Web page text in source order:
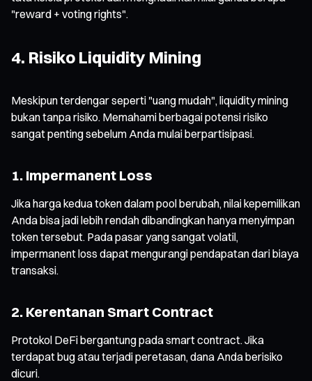
"reward + voting rights".
4. Risiko Liquidity Mining
Meskipun terdengar seperti "uang mudah", liquidity mining
bukan tanpa risiko. Memahami berbagai potensi risiko
sangat penting sebelum Anda mulai berpartisipasi.
1. Impermanent Loss
Jika harga kedua token dalam pool berubah, nilai kepemilikan
Anda bisa jadi lebih rendah dibandingkan hanya menyimpan
token tersebut. Pada pasar yang sangat volatil,
impermanent loss dapat mengurangi pendapatan dari biaya
transaksi.
2. Kerentanan Smart Contract
Protokol DeFi bergantung pada smart contract. Jika
terdapat bug atau terjadi peretasan, dana Anda berisiko
dicuri.